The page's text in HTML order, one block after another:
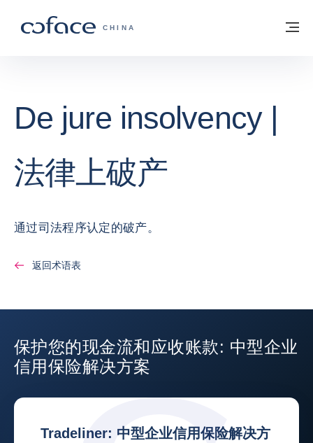
科法斯：携手共创安全贸易 - 首页
CHINA
返回首页
De jure insolvency |
法律上破产
通过司法程序认定的破产。
返回术语表
保护您的现金流和应收账款: 中型企业
信用保险解决方案
Tradeliner: 中型企业信用保险解决方